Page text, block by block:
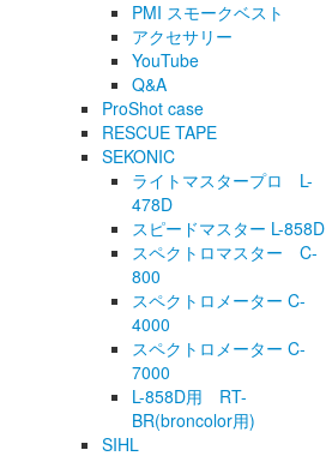
PMI スモークベスト
アクセサリー
YouTube
Q&A
ProShot case
RESCUE TAPE
SEKONIC
ライトマスタープロ L-
478D
スピードマスター L-858D
スペクトロマスター C-
800
スペクトロメーター C-
4000
スペクトロメーター C-
7000
L-858D用 RT-
BR(broncolor用)
SIHL